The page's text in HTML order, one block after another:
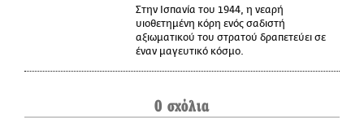
Στην Ισπανία του 1944, η νεαρή
υιοθετημένη κόρη ενός σαδιστή
αξιωματικού του στρατού δραπετεύει σε
έναν μαγευτικό κόσμο.
0 σχόλια